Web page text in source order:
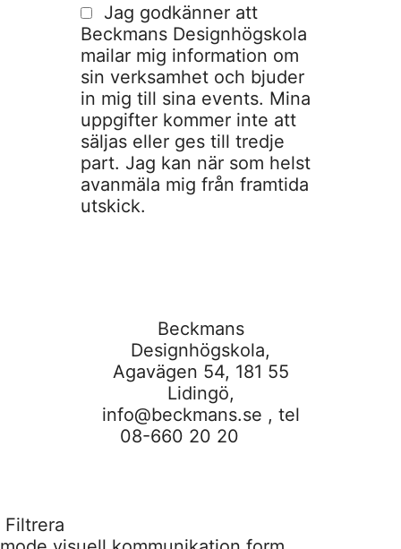
Jag godkänner att
Beckmans Designhögskola
mailar mig information om
sin verksamhet och bjuder
in mig till sina events. Mina
uppgifter kommer inte att
säljas eller ges till tredje
part. Jag kan när som helst
avanmäla mig från framtida
utskick.
Beckmans
Designhögskola,
Agavägen 54, 181 55
Lidingö,
info@beckmans.se , tel
08-660 20 20
Filtrera